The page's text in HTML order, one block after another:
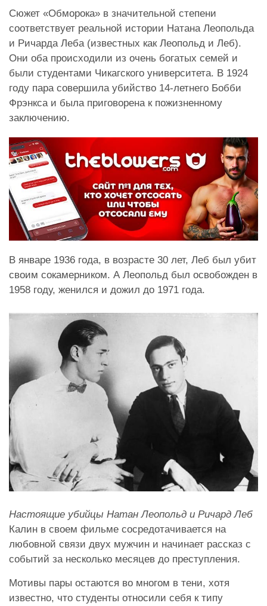
Сюжет «Обморока» в значительной степени
соответствует реальной истории Натана Леопольда
и Ричарда Леба (известных как Леопольд и Леб).
Они оба происходили из очень богатых семей и
были студентами Чикагского университета. В 1924
году пара совершила убийство 14-летнего Бобби
Фрэнкса и была приговорена к пожизненному
заключению.
В январе 1936 года, в возрасте 30 лет, Леб был убит
своим сокамерником. А Леопольд был освобожден в
1958 году, женился и дожил до 1971 года.
Настоящие убийцы Натан Леопольд и Ричард Леб
Калин в своем фильме сосредотачивается на
любовной связи двух мужчин и начинает рассказ с
событий за несколько месяцев до преступления.
Мотивы пары остаются во многом в тени, хотя
известно, что студенты относили себя к типу